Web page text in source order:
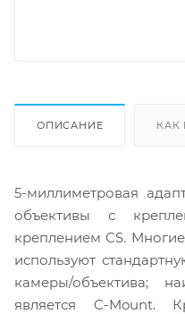
ОПИСАНИЕ КАК
5-миллиметровая
объективы с
креплением CS.
используют
камеры/объектива;
является C-Mount.